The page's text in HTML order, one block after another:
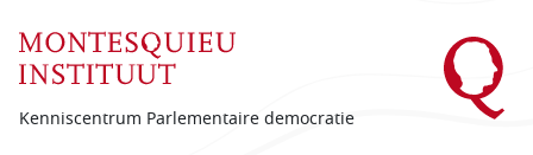
Kenniscentrum Parlementaire democratie